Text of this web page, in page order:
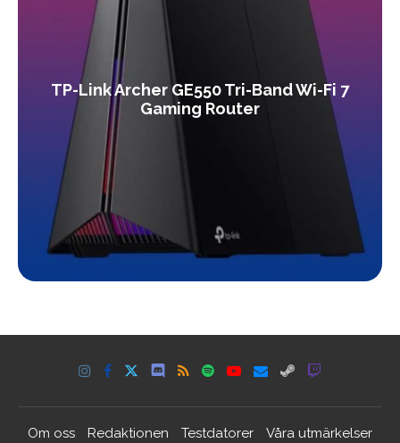
TP-Link Archer GE550 Tri-Band Wi-Fi 7
Gaming Router
Om oss Redaktionen Testdatorer Våra utmärkelser